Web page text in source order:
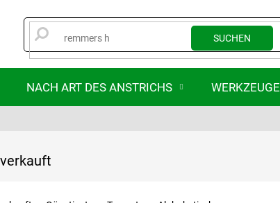
SUCHEN
NACH ART DES ANSTRICHS WERKZEUGE